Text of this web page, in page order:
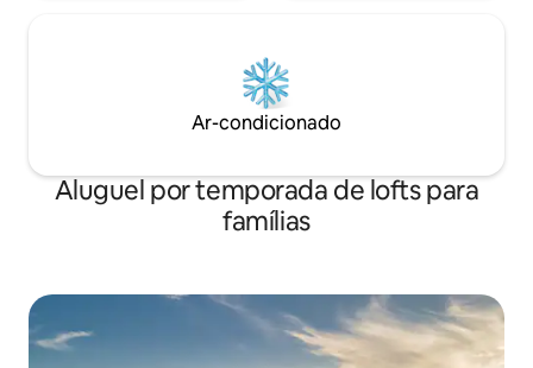
Ar-condicionado
Aluguel por temporada de lofts para
famílias